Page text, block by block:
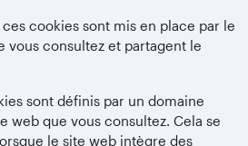
cookies sont mis en place par le
vous consultez et partagent le
sont définis par un domaine
web que vous consultez. Cela se
le site web intègre des